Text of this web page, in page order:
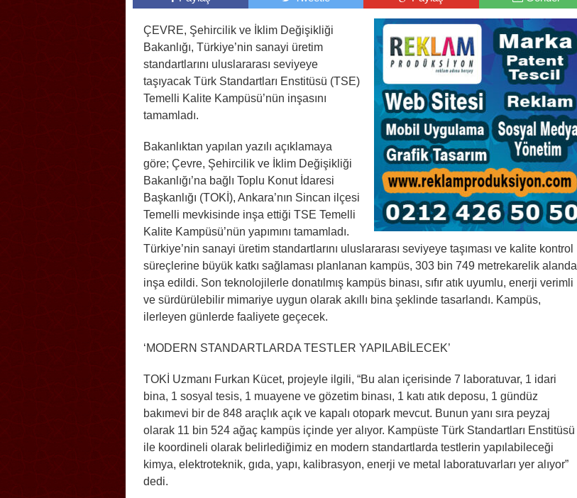
ÇEVRE, Şehircilik ve İklim Değişikliği
Bakanlığı, Türkiye’nin sanayi üretim
standartlarını uluslararası seviyeye
taşıyacak Türk Standartları Enstitüsü (TSE)
Temelli Kalite Kampüsü’nün inşasını
tamamladı.
Bakanlıktan yapılan yazılı açıklamaya
göre; Çevre, Şehircilik ve İklim Değişikliği
Bakanlığı’na bağlı Toplu Konut İdaresi
Başkanlığı (TOKİ), Ankara’nın Sincan ilçesi
Temelli mevkisinde inşa ettiği TSE Temelli
Kalite Kampüsü’nün yapımını tamamladı.
Türkiye’nin sanayi üretim standartlarını uluslararası seviyeye taşıması ve kalite kontrol
süreçlerine büyük katkı sağlaması planlanan kampüs, 303 bin 749 metrekarelik alanda
inşa edildi. Son teknolojilerle donatılmış kampüs binası, sıfır atık uyumlu, enerji verimli
ve sürdürülebilir mimariye uygun olarak akıllı bina şeklinde tasarlandı. Kampüs,
ilerleyen günlerde faaliyete geçecek.
‘MODERN STANDARTLARDA TESTLER YAPILABİLECEK’
TOKİ Uzmanı Furkan Kücet, projeyle ilgili, “Bu alan içerisinde 7 laboratuvar, 1 idari
bina, 1 sosyal tesis, 1 muayene ve gözetim binası, 1 katı atık deposu, 1 gündüz
bakımevi bir de 848 araçlık açık ve kapalı otopark mevcut. Bunun yanı sıra peyzaj
olarak 11 bin 524 ağaç kampüs içinde yer alıyor. Kampüste Türk Standartları Enstitüsü
ile koordineli olarak belirlediğimiz en modern standartlarda testlerin yapılabileceği
kimya, elektroteknik, gıda, yapı, kalibrasyon, enerji ve metal laboratuvarları yer alıyor”
dedi.